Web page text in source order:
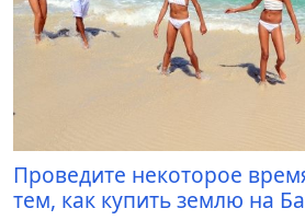
Проведите некоторое
тем, как купить землю на